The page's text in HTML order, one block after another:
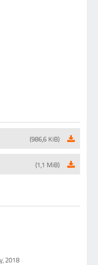
(986,6 KiB)
(1,1 MiB)
2018